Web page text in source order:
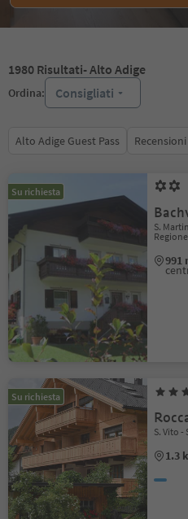
1980 Risultati- Alto Adige
Ordina: Consigliati
Alto Adige Guest Pass Recensioni
Su richiesta
S.
991
Su richiesta
S. Vito
1.3